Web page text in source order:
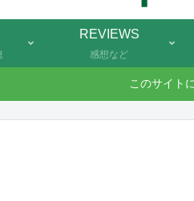
REVIEWS
感想など
このサイト